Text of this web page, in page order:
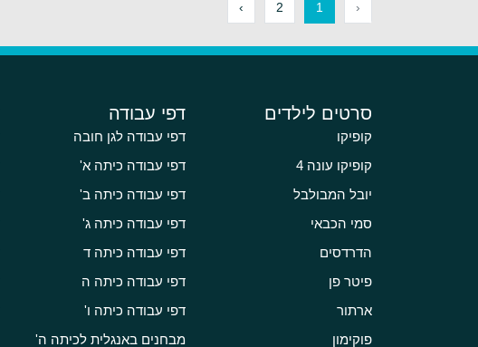
‹
1
2
›
סרטים לילדים
קופיקו
קופיקו עונה 4
יובל המבולבל
סמי הכבאי
הדרדסים
פיטר פן
ארתור
פוקימון
דפי עבודה
דפי עבודה לגן חובה
דפי עבודה כיתה א'
דפי עבודה כיתה ב'
דפי עבודה כיתה ג'
דפי עבודה כיתה ד
דפי עבודה כיתה ה
דפי עבודה כיתה ו'
מבחנים באנגלית לכיתה ה'